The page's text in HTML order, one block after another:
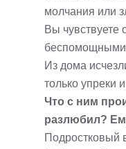
молчания или
Вы чувствуете
Из дома
только упреки
Что с ним
разлюбил?
Подростковый